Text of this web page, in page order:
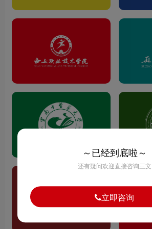
～已经到底啦～
还有疑问欢迎直接咨询三文
立即咨询